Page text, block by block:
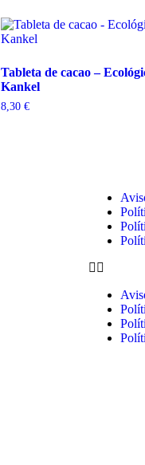
Tableta de cacao –
Kankel
8,30€